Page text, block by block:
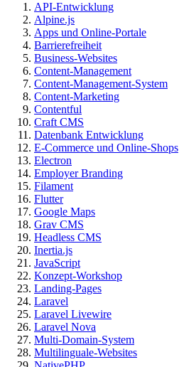
API-Entwicklung
Alpine.js
Apps und Online-Portale
Barrierefreiheit
Business-Websites
Content-Management
Content-Management-System
Content-Marketing
Contentful
Craft CMS
Datenbank Entwicklung
E-Commerce und Online-Shops
Electron
Employer Branding
Filament
Flutter
Google Maps
Grav CMS
Headless CMS
Inertia.js
JavaScript
Konzept-Workshop
Landing-Pages
Laravel
Laravel Livewire
Laravel Nova
Multi-Domain-System
Multilinguale-Websites